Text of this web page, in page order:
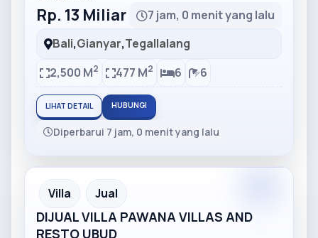
Rp. 13 Miliar
7 jam, 0 menit yang lalu
Bali,Gianyar,Tegallalang
2,500 M2 477 M2 6 6
LIHAT DETAIL HUBUNGI
Diperbarui 7 jam, 0 menit yang lalu
Partner Ad
Villa Jual
DIJUAL VILLA PAWANA VILLAS AND
RESTO UBUD